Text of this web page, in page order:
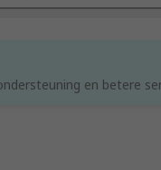
en betere